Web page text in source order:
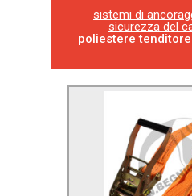
sistemi di
sicurezza del
poliestere